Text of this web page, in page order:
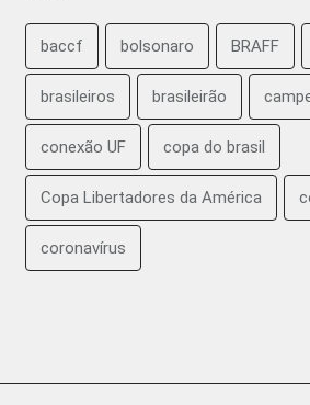
baccf bolsonaro BRAFF
brasileiros brasileirão
conexão UF copa do brasil
Copa Libertadores da América
coronavírus